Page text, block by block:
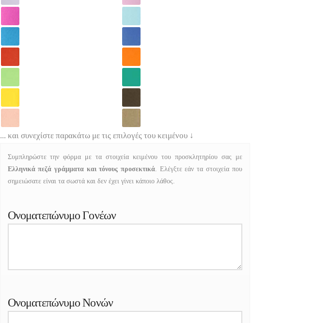
... και συνεχίστε παρακάτω με τις επιλογές του κειμένου ↓
Συμπληρώστε την φόρμα με τα στοιχεία κειμένου του προσκλητηρίου σας με
Ελληνικά πεζά γράμματα και τόνους προσεκτικά . Ελέγξτε εάν τα στοιχεία που
σημειώσατε είναι τα σωστά και δεν έχει γίνει κάποιο λάθος.
Ονοματεπώνυμο Γονέων
Ονοματεπώνυμο Νονών